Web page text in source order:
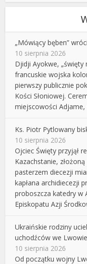
„Mówiący bęben”
10 sierpnia 2026
Djidji Ayokwe, „święty
francuskie wojska
pierwszy publicznie
Kości Słoniowej.
miejscowości
Ks. Piotr Pytlowany
10 sierpnia 2026
Ojciec Święty przyjął
Kazachstanie,
pasterzem diecezji
kapłana archidiecezji
proboszcza katedry w
Episkopatu Azji
Ukraińskie rodziny
uchodźców we Lwowie
10 sierpnia 2026
Od początku wojny